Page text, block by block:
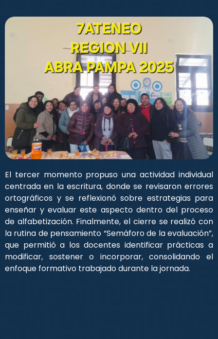
El tercer momento propuso una actividad individual
centrada en la escritura, donde se revisaron errores
ortográficos y se reflexionó sobre estrategias para
enseñar y evaluar este aspecto dentro del proceso
de alfabetización. Finalmente, el cierre se realizó con
la rutina de pensamiento “Semáforo de la evaluación”,
que permitió a los docentes identificar prácticas a
modificar, sostener o incorporar, consolidando el
enfoque formativo trabajado durante la jornada.